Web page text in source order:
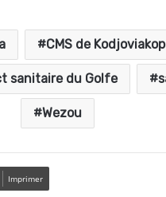
CMS de
sanitaire du Golfe
Wezou
Imprimer